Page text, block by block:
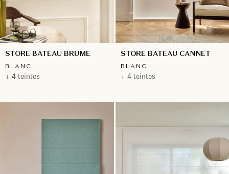
STORE BATEAU BRUME
BLANC
+ 4 teintes
STORE BATEAU CANNET
BLANC
+ 4 teintes